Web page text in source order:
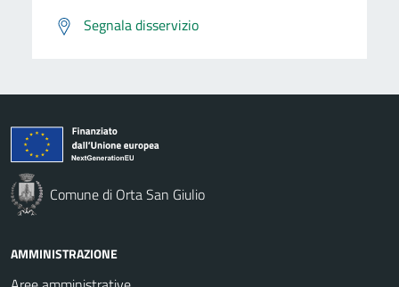
Segnala disservizio
Comune di Orta San Giulio
AMMINISTRAZIONE